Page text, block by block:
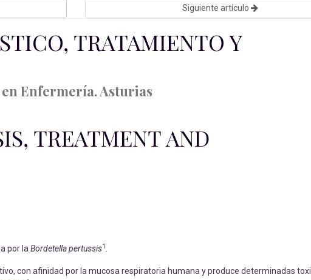
Siguiente artículo
TRATAMIENTO Y
Enfermería. Asturias
TREATMENT AND
por la Bordetella pertussis1
con afinidad por la mucosa respiratoria humana y produce determinadas